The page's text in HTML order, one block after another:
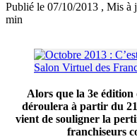
Publié le 07/10/2013 , Mis à
min
Alors que la 3e édition
déroulera à partir du
vient de souligner la
franchiseurs